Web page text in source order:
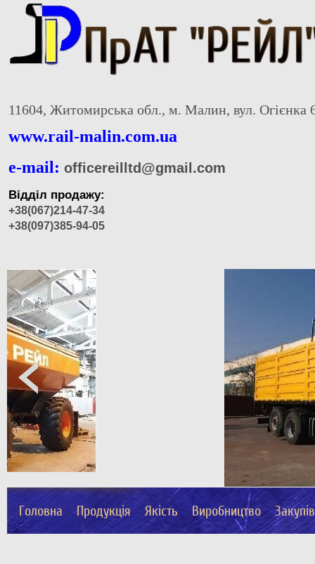
11604, Житомирська обл., м. Малин, вул. Огієнка
www.rail-malin.com.ua
e-mail: officereilltd@gmail.com
Відділ продажу:
+38(067)214-47-34
+38(097)385-94-05
Головна Продукція Якість Виробництво